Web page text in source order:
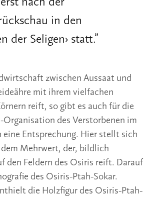
in den
der Seligen› statt.”
zwischen Aussaat und
mit ihrem vielfachen
reift, so gibt es auch für die
Organisation des Verstorbenen im
Entsprechung. Hier stellt sich
dem Mehrwert, der, bildlich
den Feldern des Osiris reift. Darauf
des Osiris-Ptah-Sokar.
die Holzfigur des Osiris-Ptah-